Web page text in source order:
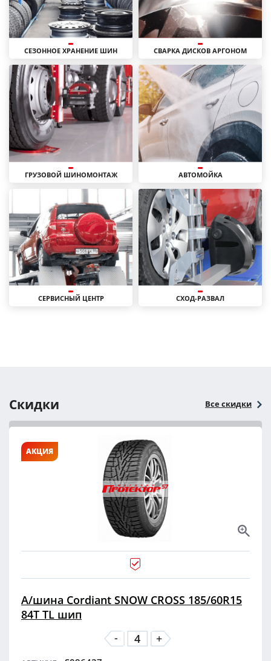
СЕЗОННОЕ ХРАНЕНИЕ ШИН СВАРКА ДИСКОВ АРГОНОМ
ГРУЗОВОЙ ШИНОМОНТАЖ АВТОМОЙКА
СЕРВИСНЫЙ ЦЕНТР СХОД-РАЗВАЛ
Скидки Все скидки
АКЦИЯ
А/шина Cordiant SNOW CROSS 185/60R15
84T TL шип
-
+